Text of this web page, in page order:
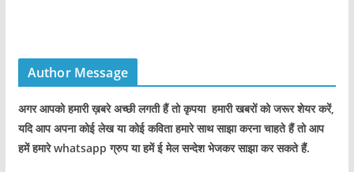
Author Message
अगर आपको हमारी ख़बरे अच्छी लगती हैं तो कृपया हमारी खबरों को जरूर शेयर करें,
यदि आप अपना कोई लेख या कोई कविता हमारे साथ साझा करना चाहते हैं तो आप
हमें हमारे whatsapp ग्रुप या हमें ई मेल सन्देश भेजकर साझा कर सकते हैं.